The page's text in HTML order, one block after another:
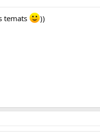
temats ))